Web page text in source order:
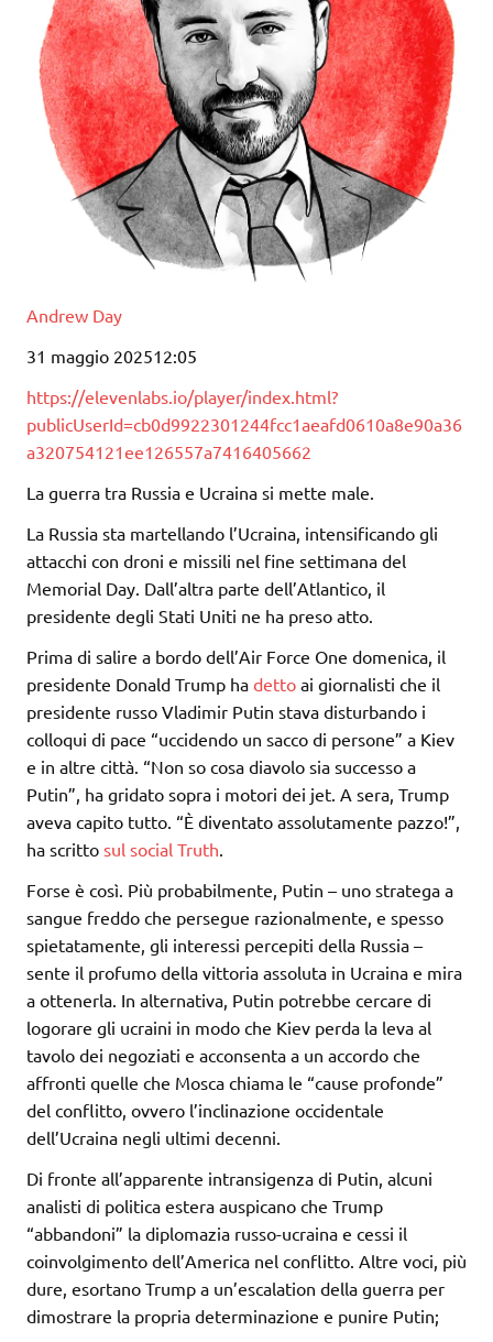
Andrew Day
31 maggio 202512:05
https://elevenlabs.io/player/index.html?
publicUserId=cb0d9922301244fcc1aeafd0610a8e90a36
a320754121ee126557a7416405662
La guerra tra Russia e Ucraina si mette male.
La Russia sta martellando l’Ucraina, intensificando gli
attacchi con droni e missili nel fine settimana del
Memorial Day. Dall’altra parte dell’Atlantico, il
presidente degli Stati Uniti ne ha preso atto.
Prima di salire a bordo dell’Air Force One domenica, il
presidente Donald Trump ha detto ai giornalisti che il
presidente russo Vladimir Putin stava disturbando i
colloqui di pace “uccidendo un sacco di persone” a Kiev
e in altre città. “Non so cosa diavolo sia successo a
Putin”, ha gridato sopra i motori dei jet. A sera, Trump
aveva capito tutto. “È diventato assolutamente pazzo!”,
ha scritto sul social Truth.
Forse è così. Più probabilmente, Putin – uno stratega a
sangue freddo che persegue razionalmente, e spesso
spietatamente, gli interessi percepiti della Russia –
sente il profumo della vittoria assoluta in Ucraina e mira
a ottenerla. In alternativa, Putin potrebbe cercare di
logorare gli ucraini in modo che Kiev perda la leva al
tavolo dei negoziati e acconsenta a un accordo che
affronti quelle che Mosca chiama le “cause profonde”
del conflitto, ovvero l’inclinazione occidentale
dell’Ucraina negli ultimi decenni.
Di fronte all’apparente intransigenza di Putin, alcuni
analisti di politica estera auspicano che Trump
“abbandoni” la diplomazia russo-ucraina e cessi il
coinvolgimento dell’America nel conflitto. Altre voci, più
dure, esortano Trump a un’escalation della guerra per
dimostrare la propria determinazione e punire Putin;